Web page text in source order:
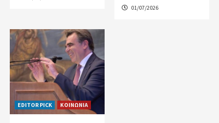
01/07/2026
EDITOR PICK ΚΟΙΝΩΝΙΑ